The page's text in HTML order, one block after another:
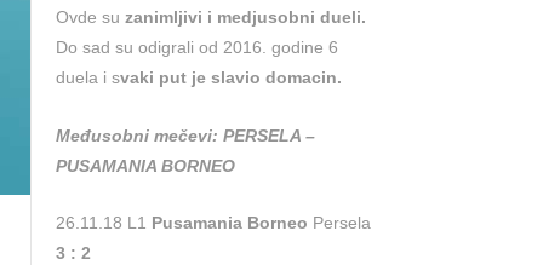
Ovde su zanimljivi i medjusobni dueli.
Do sad su odigrali od 2016. godine 6
duela i svaki put je slavio domacin.
Međusobni mečevi: PERSELA –
PUSAMANIA BORNEO
26.11.18 L1 Pusamania Borneo Persela
3 : 2